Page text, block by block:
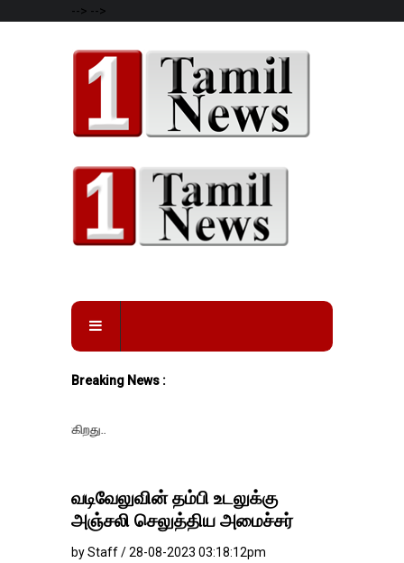
--> -->
Breaking News :
வடிவேலுவின் தம்பி உடலுக்கு
அஞ்சலி செலுத்திய அமைச்சர்
by Staff / 28-08-2023 03:18:12pm